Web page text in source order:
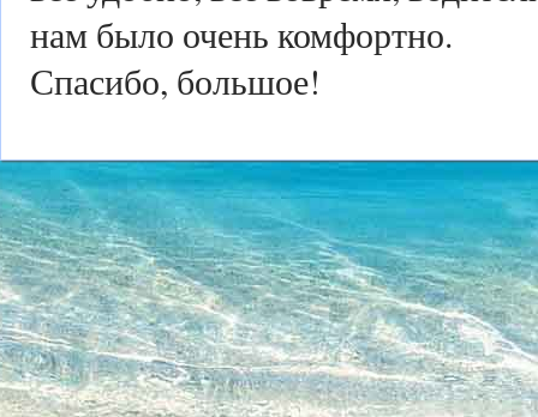
нам было очень комфортно.
Спасибо, большое!